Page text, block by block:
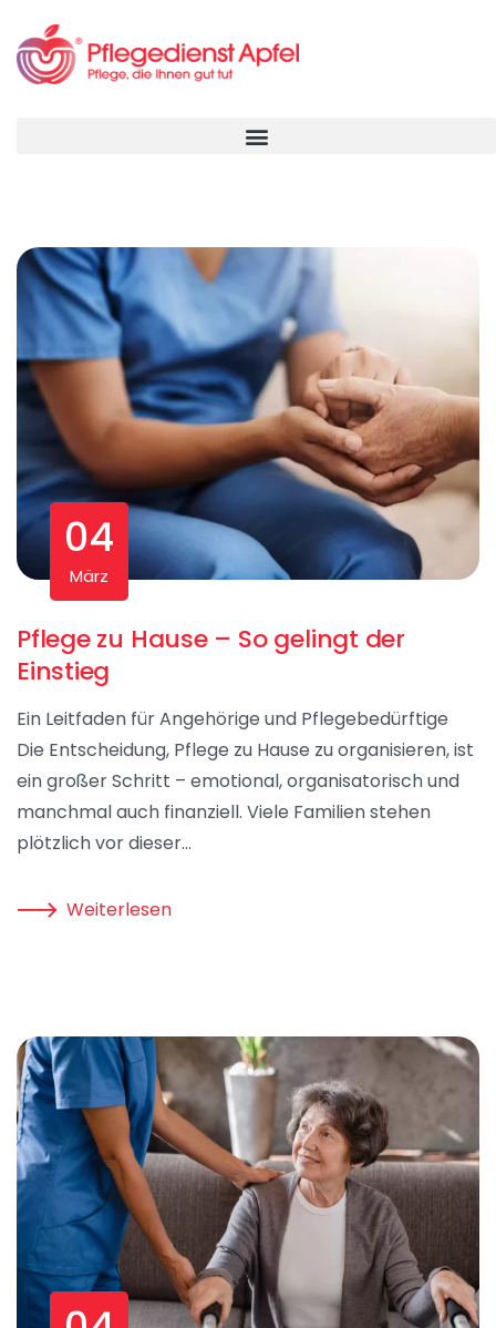
04
März
Pflege zu Hause – So gelingt der
Einstieg
Ein Leitfaden für Angehörige und Pflegebedürftige
Die Entscheidung, Pflege zu Hause zu organisieren, ist
ein großer Schritt – emotional, organisatorisch und
manchmal auch finanziell. Viele Familien stehen
plötzlich vor dieser…
Weiterlesen